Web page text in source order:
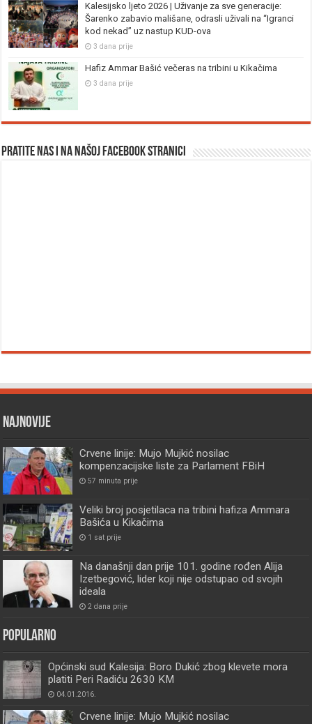
Kalesijsko ljeto 2026 | Uživanje za sve generacije:
Šarenko zabavio mališane, odrasli uživali na “Igranci
kod nekad” uz nastup KUD-ova
3 dana prije
Hafiz Ammar Bašić večeras na tribini u Kikačima
3 dana prije
Pratite nas i na našoj facebook stranici
Najnovije
Crvene linije: Mujo Mujkić nosilac
kompenzacijske liste za Parlament FBiH
57 minuta prije
Veliki broj posjetilaca na tribini hafiza Ammara
Bašića u Kikačima
1 sat prije
Na današnji dan prije 101. godine rođen Alija
Izetbegović, lider koji nije odstupao od svojih
ideala
2 dana prije
Popularno
Općinski sud Kalesija: Boro Dukić zbog klevete mora
platiti Peri Radiću 2630 KM
04.01.2016.
Crvene linije: Mujo Mujkić nosilac